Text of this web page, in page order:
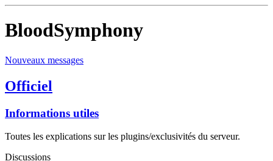
BloodSymphony
Nouveaux messages
Officiel
Informations utiles
Toutes les explications sur les plugins/exclusivités du serveur.
Discussions